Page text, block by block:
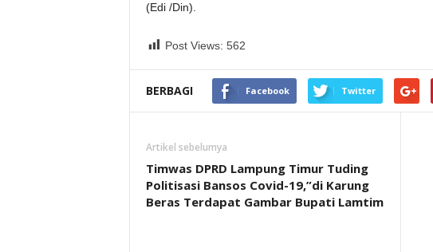
(Edi /Din).
Post Views: 562
BERBAGI Facebook Twitter
Artikel sebelumya
Timwas DPRD Lampung Timur Tuding
Politisasi Bansos Covid-19,”di Karung
Beras Terdapat Gambar Bupati Lamtim